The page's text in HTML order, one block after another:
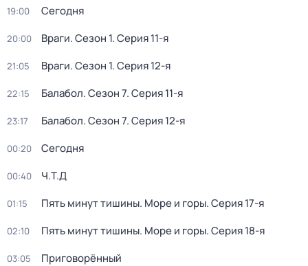
19:00 Сегодня
20:00 Враги. Сезон 1. Серия 11-я
21:05 Враги. Сезон 1. Серия 12-я
22:15 Балабол. Сезон 7. Серия 11-я
23:17 Балабол. Сезон 7. Серия 12-я
00:20 Сегодня
00:40 Ч.T.Д
01:15 Пять минут тишины. Море и горы. Серия 17-я
02:10 Пять минут тишины. Море и горы. Серия 18-я
03:05 Приговорённый